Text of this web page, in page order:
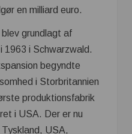
en milliard euro.
blev grundlagt af
1963 i Schwarzwald.
begyndte
i Storbritannien
produktionsfabrik
i USA. Der er nu
USA,